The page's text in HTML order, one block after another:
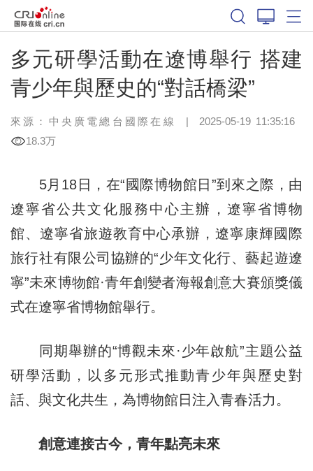
多元研學活動在遼博舉行 搭建
青少年與歷史的“對話橋梁”
來源：中央廣電總台國際在線 | 2025-05-19 11:35:16
18.3万
5月18日，在“國際博物館日”到來之際，由
遼寧省公共文化服務中心主辦，遼寧省博物
館、遼寧省旅遊教育中心承辦，遼寧康輝國際
旅行社有限公司協辦的“少年文化行、藝起遊遼
寧”未來博物館·青年創變者海報創意大賽頒獎儀
式在遼寧省博物館舉行。
同期舉辦的“博觀未來·少年啟航”主題公益
研學活動，以多元形式推動青少年與歷史對
話、與文化共生，為博物館日注入青春活力。
創意連接古今，青年點亮未來